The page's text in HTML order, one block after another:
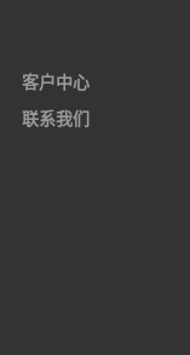
客户中心
联系我们